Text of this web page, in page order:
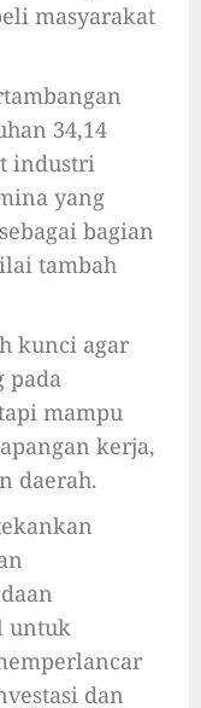
masyarakat
34,14
industri
yang
bagian
tambah
kunci agar
pada
mampu
kerja,
daerah.
untuk
dan